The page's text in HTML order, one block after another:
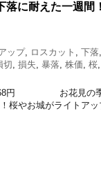
落に耐えた一週間
ップ, ロスカット , 下落,
切, 損失, 暴落, 株価, 桜,
円 お花見の季
桜やお城がライトア